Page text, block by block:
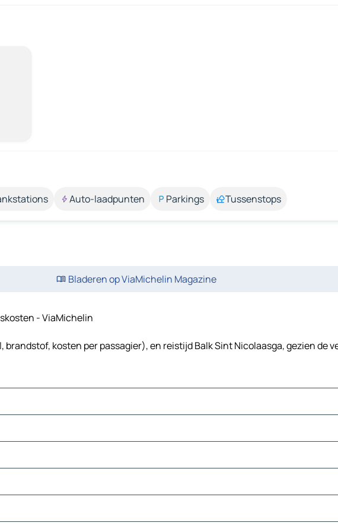
Auto-laadpunten Parkings Tussenstops
Bladeren op ViaMichelin Magazine
- ViaMichelin
kosten per passagier), en reistijd Balk Sint Nicolaasga, gezien de